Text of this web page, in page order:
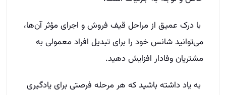
با درک عمیق از مراحل قیف فروش و اجرای مؤثر آن‌ها،
می‌توانید شانس خود را برای تبدیل افراد معمولی به
مشتریان وفادار افزایش دهید.
به یاد داشته باشید که هر مرحله فرصتی برای یادگیری